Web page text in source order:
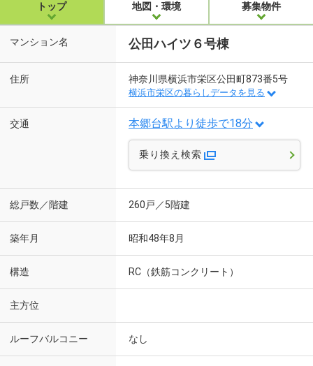
トップ 地図・環境 募集物件
マンション名 公田ハイツ６号棟
住所 神奈川県横浜市栄区公田町873番5号
横浜市栄区の暮らしデータを見る
交通 本郷台駅より徒歩で18分
乗り換え検索
総戸数／階建 260戸／5階建
築年月 昭和48年8月
構造 RC（鉄筋コンクリート）
主方位
ルーフバルコニー なし